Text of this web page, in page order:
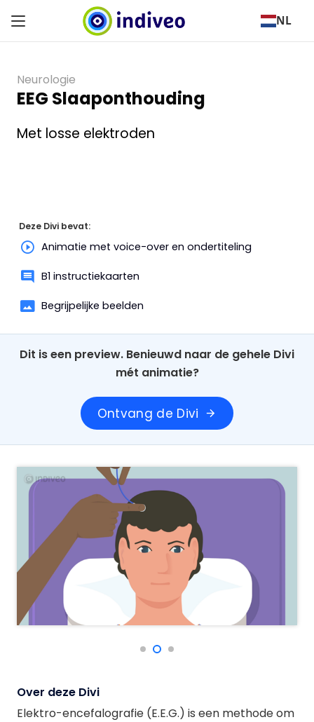
NL
Neurologie
EEG Slaaponthouding
Met losse elektroden
Deze Divi bevat:
Animatie met voice-over en ondertiteling
B1 instructiekaarten
Begrijpelijke beelden
Dit is een preview. Benieuwd naar de gehele Divi
mét animatie?
Ontvang de Divi arrow_forward
Over deze Divi
Elektro-encefalografie (E.E.G.) is een methode om